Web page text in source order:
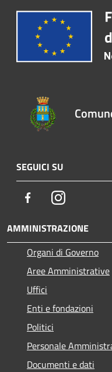
SEGUICI SU
FacebookInstagram
AMMINISTRAZIONE
Organi di Governo
Aree Amministrative
Uffici
Enti e fondazioni
Politici
Personale
Documenti e dati